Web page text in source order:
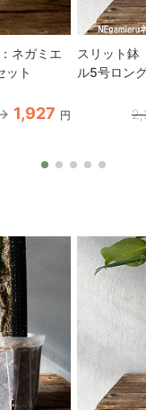
ネガミエ
ト
1,927 円
スリット鉢
ル5号ロン